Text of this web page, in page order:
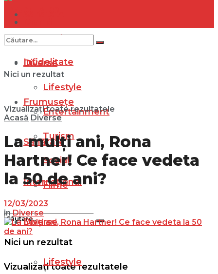
Internațional
Diverse
Lifestyle
Entertainment
Turism
Social
Filme
Nici un rezultat
Vizualizați toate rezultatele
Infidelitate
Frumusețe
Sănătate
Internațional
Diverse
Lifestyle
Nici un rezultat
Vizualizați toate rezultatele
Acasă Diverse
La mulți ani, Rona
Hartner! Ce face vedeta
la 50 de ani?
12/03/2023
in Diverse